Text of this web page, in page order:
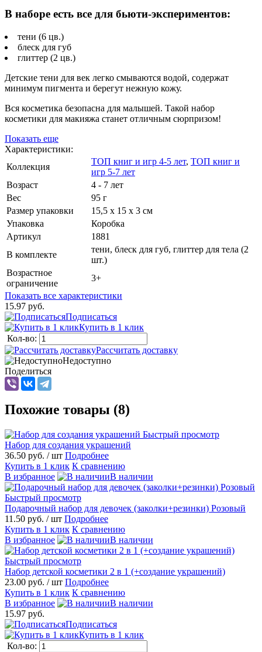
В наборе есть все для бьюти-экспериментов:
тени (6 цв.)
блеск для губ
глиттер (2 цв.)
Детские тени для век легко смываются водой, содержат
минимум пигмента и берегут нежную кожу.
Вся косметика безопасна для малышей. Такой набор
косметики для макияжа станет отличным сюрпризом!
Показать еще
Характеристики:
Коллекция
ТОП книг и игр 4-5 лет, ТОП книг и
игр 5-7 лет
Возраст
4 - 7 лет
Вес
95 г
Размер упаковки
15,5 х 15 х 3 см
Упаковка
Коробка
Артикул
1881
В комплекте
тени, блеск для губ, глиттер для тела (2
шт.)
Возрастное
ограничение
3+
Показать все характеристики
15.97 руб.
Подписаться
Купить в 1 клик
Кол-во:
Рассчитать доставку
Недоступно
Поделиться
Похожие товары (8)
Быстрый просмотр
Набор для создания украшений
36.50 руб. / шт Подробнее
Купить в 1 клик К сравнению
В избранное
В наличии
Быстрый просмотр
Подарочный набор для девочек (заколки+резинки) Розовый
11.50 руб. / шт Подробнее
Купить в 1 клик К сравнению
В избранное
В наличии
Быстрый просмотр
Набор детской косметики 2 в 1 (+создание украшений)
23.00 руб. / шт Подробнее
Купить в 1 клик К сравнению
В избранное
В наличии
15.97 руб.
Подписаться
Купить в 1 клик
Кол-во: